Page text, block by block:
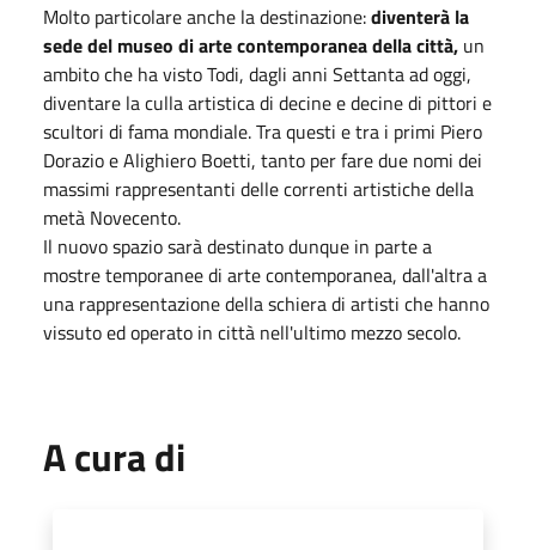
Molto particolare anche la destinazione:diventerà la
sede del museo di arte contemporanea della città, un
ambito che ha visto Todi, dagli anni Settanta ad oggi,
diventare la culla artistica di decine e decine di pittori e
scultori di fama mondiale. Tra questi e tra i primi Piero
Dorazio e Alighiero Boetti, tanto per fare due nomi dei
massimi rappresentanti delle correnti artistiche della
metà Novecento.
Il nuovo spazio sarà destinato dunque in parte a
mostre temporanee di arte contemporanea, dall'altra a
una rappresentazione della schiera di artisti che hanno
vissuto ed operato in città nell'ultimo mezzo secolo.
A cura di